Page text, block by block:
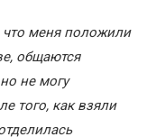
меня положили
общаются
не могу
того, как взяли